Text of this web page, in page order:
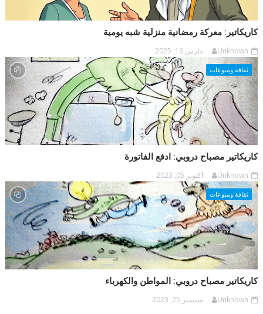
كاريكاتير: معركة رمضانية منزلية شبه يومية
Unknown مارس 16, 2025
ثقافة ومنوعات
كاريكاتير مصباح دروبي: ادفع الفاتورة
Unknown أكتوبر 05, 2023
ثقافة ومنوعات
كاريكاتير مصباح دروبي: المواطن والكهرباء
Unknown سبتمبر 25, 2023